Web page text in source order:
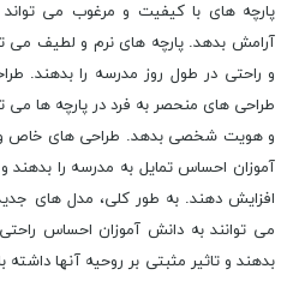
پارچه های با کیفیت و مرغوب می
آرامش بدهد. پارچه های نرم و لطیف می
و راحتی در طول روز مدرسه را بدهند.
طراحی های منحصر به فرد در پارچه ها می
و هویت شخصی بدهد. طراحی های خاص و
آموزان احساس تمایل به مدرسه را بدهند و
افزایش دهند. به طور کلی، مدل های
می توانند به دانش آموزان احساس
بدهند و تاثیر مثبتی بر روحیه آنها داشته